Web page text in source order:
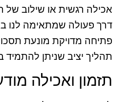
אכילה רגשית או שילוב של
דרך פעולה שמתאימה לנו
פתיחה מדויקת מונעת
תהליך יציב שניתן להתמיד
תזמון ואכילה